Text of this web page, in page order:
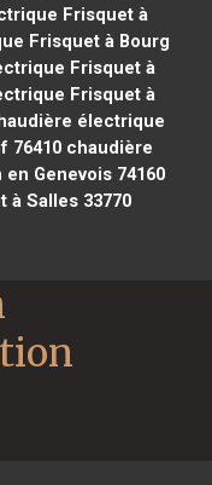
Frisquet à
Frisquet à Bourg
Frisquet à
Frisquet à
électrique
76410 chaudière
Genevois 74160
Salles 33770